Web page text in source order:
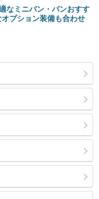
なミニバン・バンおすす
プション装備も合わせ